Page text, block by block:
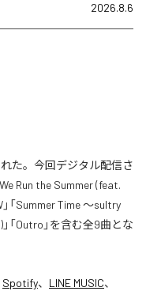
2026.8.6
れた。今回デジタル配信さ
Run the Summer (feat.
」「Summer Time 〜sultry
「Outro」を含む全9曲とな
Spotify、 LINE MUSIC、